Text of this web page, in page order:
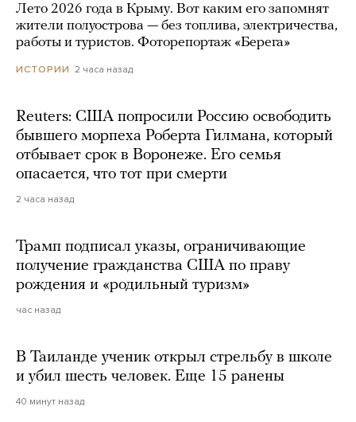
Лето 2026 года в Крыму. Вот каким его запомнят
жители полуострова — без топлива, электричества,
работы и туристов. Фоторепортаж «Берега»
ИСТОРИИ 2 часа назад
Reuters: США попросили Россию освободить
бывшего морпеха Роберта Гилмана, который
отбывает срок в Воронеже. Его семья
опасается, что тот при смерти
2 часа назад
Трамп подписал указы, ограничивающие
получение гражданства США по праву
рождения и «родильный туризм»
час назад
В Таиланде ученик открыл стрельбу в школе
и убил шесть человек. Еще 15 ранены
40 минут назад